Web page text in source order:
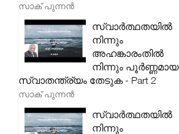
സാക് പുന്നൻ
സ്വാർത്ഥതയിൽ
നിന്നും
അഹങ്കാരംതിൽ
നിന്നും പൂർണ്ണമായ
സ്വാതന്ത്ര്യം തേടുക - Part 2
സാക് പുന്നൻ
സ്വാർത്ഥതയിൽ
നിന്നും